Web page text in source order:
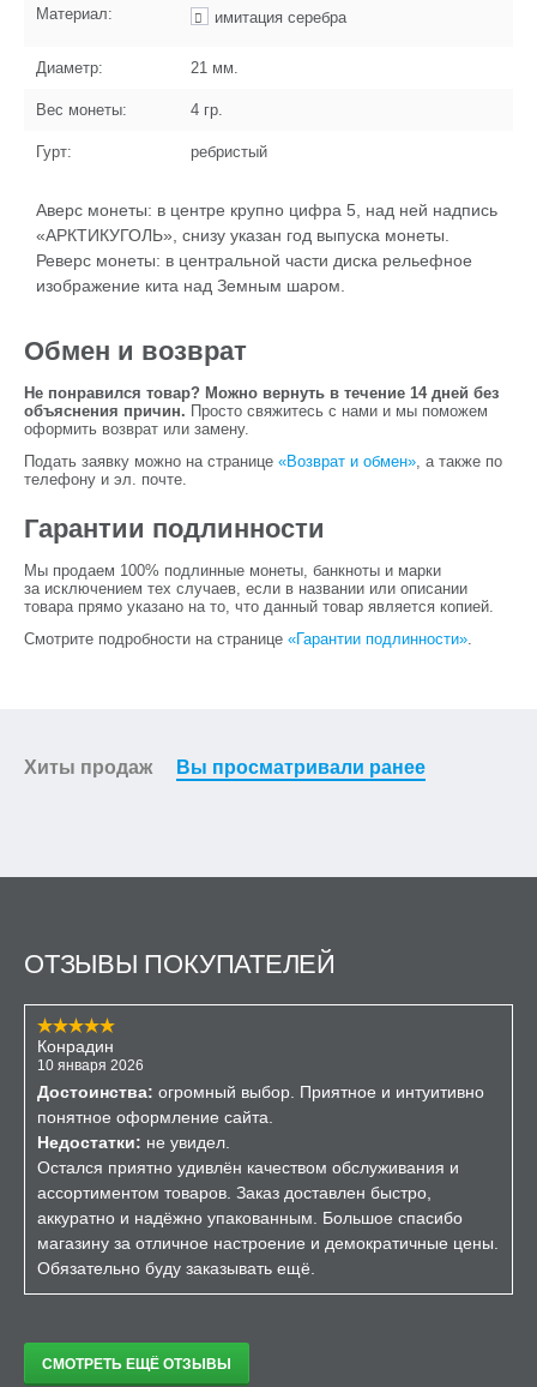
Материал: имитация серебра
Диаметр: 21 мм.
Вес монеты: 4 гр.
Гурт: ребристый
Аверс монеты: в центре крупно цифра 5, над ней надпись
«АРКТИКУГОЛЬ», снизу указан год выпуска монеты.
Реверс монеты: в центральной части диска рельефное
изображение кита над Земным шаром.
Обмен и возврат
Не понравился товар? Можно вернуть в течение 14 дней без
объяснения причин. Просто свяжитесь с нами и мы поможем
оформить возврат или замену.
Подать заявку можно на странице «Возврат и обмен», а также по
телефону и эл. почте.
Гарантии подлинности
Мы продаем 100% подлинные монеты, банкноты и марки
за исключением тех случаев, если в названии или описании
товара прямо указано на то, что данный товар является копией.
Смотрите подробности на странице «Гарантии подлинности».
Хиты продаж Вы просматривали ранее
ОТЗЫВЫ ПОКУПАТЕЛЕЙ
Конрадин
10 января 2026
Достоинства: огромный выбор. Приятное и интуитивно
понятное оформление сайта.
Недостатки: не увидел.
Остался приятно удивлён качеством обслуживания и
ассортиментом товаров. Заказ доставлен быстро,
аккуратно и надёжно упакованным. Большое спасибо
магазину за отличное настроение и демократичные цены.
Обязательно буду заказывать ещё.
СМОТРЕТЬ ЕЩЁ ОТЗЫВЫ